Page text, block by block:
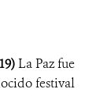
La Paz fue
festival